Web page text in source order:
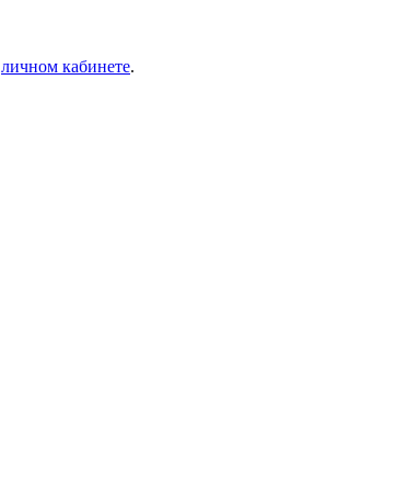
личном кабинете.